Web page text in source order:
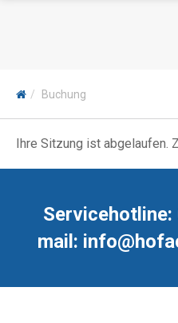
Buchung
Ihre Sitzung ist abgelaufen.
mail: